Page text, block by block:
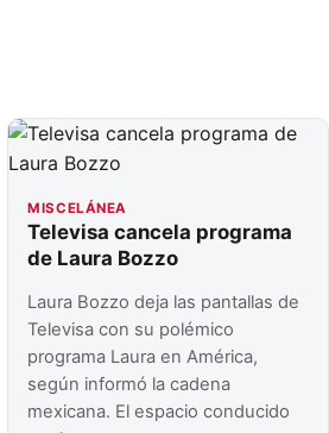
MISCELÁNEA
Televisa cancela programa
de Laura Bozzo
Laura Bozzo deja las pantallas de
Televisa con su polémico
programa Laura en América,
según informó la cadena
mexicana. El espacio conducido